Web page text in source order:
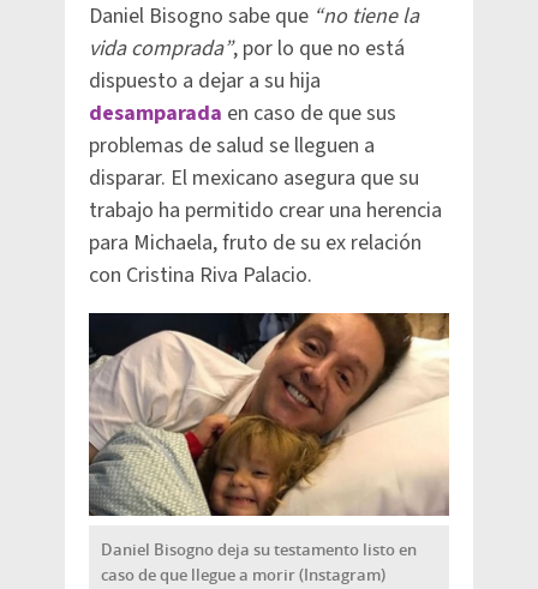
Daniel Bisogno sabe que “no tiene la
vida comprada”, por lo que no está
dispuesto a dejar a su hija
desamparada en caso de que sus
problemas de salud se lleguen a
disparar. El mexicano asegura que su
trabajo ha permitido crear una herencia
para Michaela, fruto de su ex relación
con Cristina Riva Palacio.
Daniel Bisogno deja su testamento listo en
caso de que llegue a morir (Instagram)